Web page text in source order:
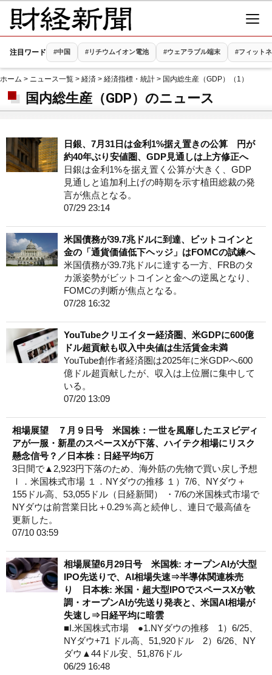
注目ワード #中国 #リチウムイオン電池 #ウェアラブル端末 #フィット
ホーム > ニュース一覧 > 経済 > 経済指標・統計 > 国内総生産（GDP）（1）
国内総生産（GDP）のニュース
日銀、7月31日は金利1%据え置きの公算 円が
約40年ぶり安値圏、GDP見通しは上方修正へ
日銀は金利1%を据え置く公算が大きく、GDP
見通しと追加利上げの時期を示す植田総裁の発
言が焦点となる。
07/29 23:14
米国債務が39.7兆ドルに到達、ビットコインと
金の「通貨価値低下ヘッジ」はFOMCの試練へ
米国債務が39.7兆ドルに達する一方、FRBのタ
カ派姿勢がビットコインと金への逆風となり、
FOMCの判断が焦点となる。
07/28 16:32
YouTubeクリエイター経済圏、米GDPに600億
ドル超貢献も収入中央値は生活賃金未満
YouTube創作者経済圏は2025年に米GDPへ600
億ドル超貢献したが、収入は上位層に集中して
いる。
07/20 13:09
相場展望 ７月９日号 米国株：一世を風靡したエヌビディ
アが一服・新星のスペースXが下落、ハイテク相場にリスク
懸念信号？／日本株：日経平均6万
3日間で▲2,923円下落のため、海外筋の先物で買い戻し予想
Ⅰ．米国株式市場 １．NYダウの推移 １）7/6、NYダウ＋
155ドル高、53,055ドル（日経新聞） ・7/6の米国株式市場で
NYダウは前営業日比＋0.29％高と続伸し、連日で最高値を
更新した。
07/10 03:59
相場展望6月29日号 米国株: オープンAIが大型
IPO先送りで、AI相場失速⇒半導体関連株売
り 日本株: 米国・超大型IPOでスペースXが軟
調・オープンAIが先送り発表と、米国AI相場が
失速し⇒日経平均に暗雲
■I.米国株式市場 ●1.NYダウの推移 1）6/25、
NYダウ+71 ドル高、51,920ドル 2）6/26、NY
ダウ▲44ドル安、51,876ドル
06/29 16:48